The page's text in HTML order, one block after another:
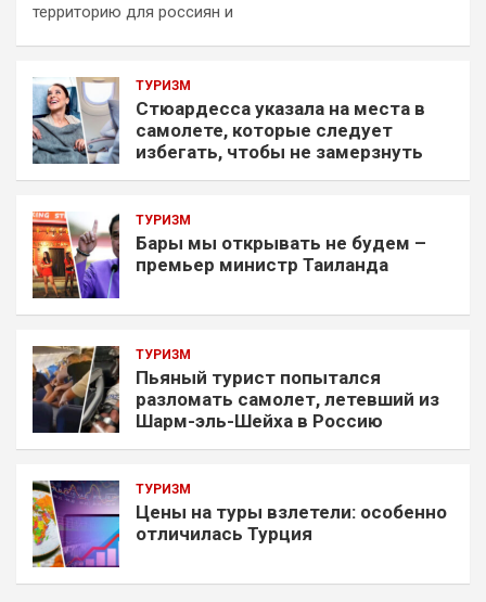
территорию для россиян и
ТУРИЗМ
Стюардесса указала на места в
самолете, которые следует
избегать, чтобы не замерзнуть
ТУРИЗМ
Бары мы открывать не будем –
премьер министр Таиланда
ТУРИЗМ
Пьяный турист попытался
разломать самолет, летевший из
Шарм-эль-Шейха в Россию
ТУРИЗМ
Цены на туры взлетели: особенно
отличилась Турция